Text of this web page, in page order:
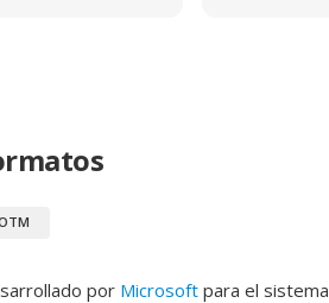
por Microsoft para el sistema